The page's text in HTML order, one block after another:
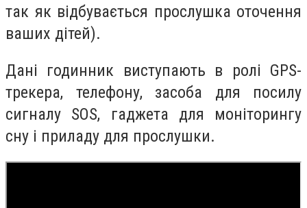
так як відбувається прослушка оточення
ваших дітей).
Дані годинник виступають в ролі GPS-
трекера, телефону, засоба для посилу
сигналу SOS, гаджета для моніторингу
сну і приладу для прослушки.